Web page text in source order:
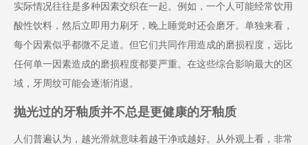
实际情况往往是多种因素交织在一起。例如，一个人可能经常饮用
酸性饮料，然后立即用力刷牙，晚上睡觉时还会磨牙。单独来看，
每个因素似乎都微不足道。但它们共同作用造成的磨损程度，远比
任何单一因素造成的磨损程度都要严重。在这些综合影响最大的区
域，牙周纹可能会逐渐消退。
抛光过的牙釉质并不总是更健康的牙釉质
人们普遍认为，越光滑就意味着越干净或越好。从外观上看，非常